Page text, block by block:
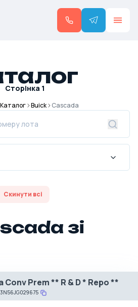
Сторінка 1
Каталог Buick Cascada
Скинути всі
зі
Conv Prem ** R & D * Repo **